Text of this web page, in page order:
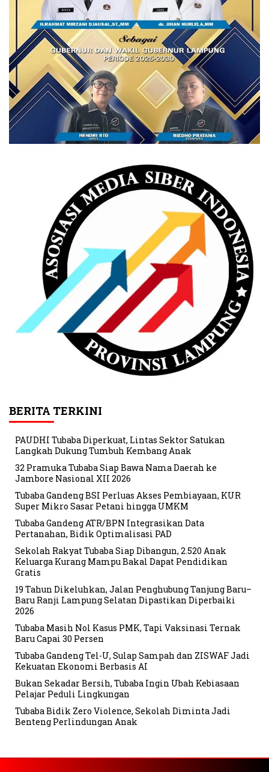
BERITA TERKINI
PAUDHI Tubaba Diperkuat, Lintas Sektor Satukan
Langkah Dukung Tumbuh Kembang Anak
32 Pramuka Tubaba Siap Bawa Nama Daerah ke
Jambore Nasional XII 2026
Tubaba Gandeng BSI Perluas Akses Pembiayaan, KUR
Super Mikro Sasar Petani hingga UMKM
Tubaba Gandeng ATR/BPN Integrasikan Data
Pertanahan, Bidik Optimalisasi PAD
Sekolah Rakyat Tubaba Siap Dibangun, 2.520 Anak
Keluarga Kurang Mampu Bakal Dapat Pendidikan
Gratis
19 Tahun Dikeluhkan, Jalan Penghubung Tanjung Baru–
Baru Ranji Lampung Selatan Dipastikan Diperbaiki
2026
Tubaba Masih Nol Kasus PMK, Tapi Vaksinasi Ternak
Baru Capai 30 Persen
Tubaba Gandeng Tel-U, Sulap Sampah dan ZISWAF Jadi
Kekuatan Ekonomi Berbasis AI
Bukan Sekadar Bersih, Tubaba Ingin Ubah Kebiasaan
Pelajar Peduli Lingkungan
Tubaba Bidik Zero Violence, Sekolah Diminta Jadi
Benteng Perlindungan Anak